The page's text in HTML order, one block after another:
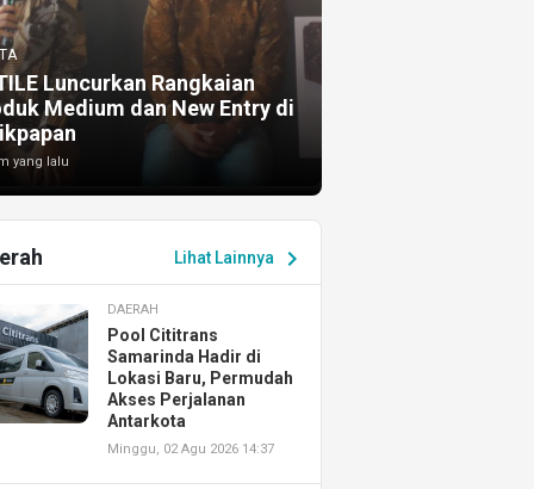
Luncurkan Rangkaian
Medium dan New Entry di
yang lalu
Lihat Lainnya chevron_right
DAERAH
Pool Cititrans
Samarinda Hadir di
Lokasi Baru, Permudah
Akses Perjalanan
Antarkota
Minggu, 02 Agu 2026 14:37